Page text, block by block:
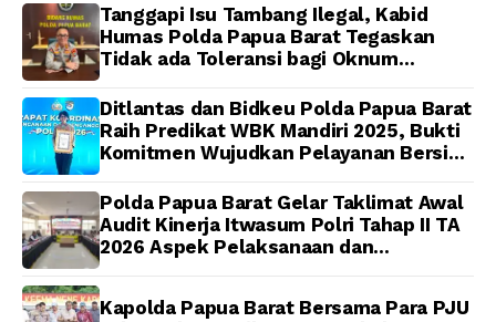
Dijadwalkan Kamis
Tanggapi Isu Tambang Ilegal, Kabid
Humas Polda Papua Barat Tegaskan
Tidak ada Toleransi bagi Oknum
Ditlantas dan Bidkeu Polda Papua Barat
Raih Predikat WBK Mandiri 2025, Bukti
Komitmen Wujudkan Pelayanan Bersih
Polda Papua Barat Gelar Taklimat Awal
Audit Kinerja Itwasum Polri Tahap II TA
2026 Aspek Pelaksanaan dan
Kapolda Papua Barat Bersama Para PJU